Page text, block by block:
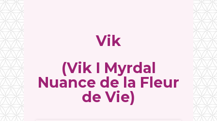
Vik
(Vik I Myrdal
Nuance de la Fleur
de Vie)